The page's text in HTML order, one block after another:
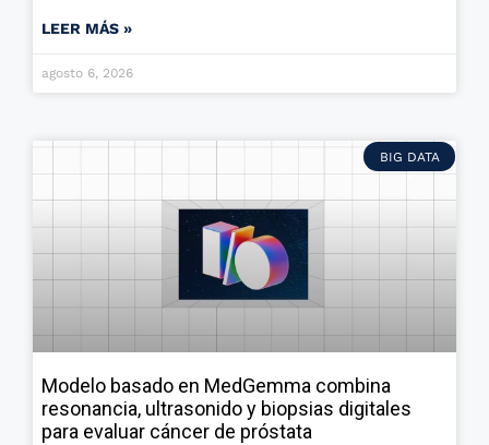
LEER MÁS »
agosto 6, 2026
BIG DATA
Modelo basado en MedGemma combina
resonancia, ultrasonido y biopsias digitales
para evaluar cáncer de próstata